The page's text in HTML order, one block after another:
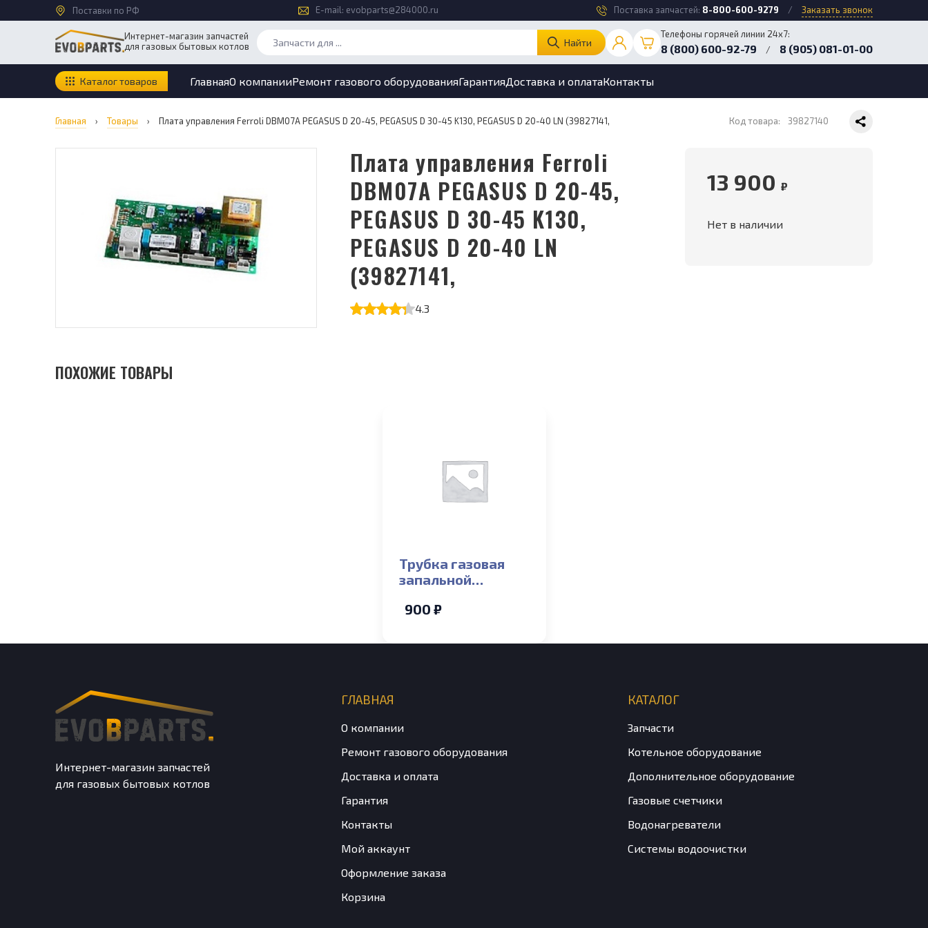
Поставки по РФ E-mail: evobparts@284000.ru Поставка запчастей: 8-800-600-9279 / Заказать звонок
Интернет-магазин запчастей
для газовых бытовых котлов
Найти
Телефоны горячей линии 24х7:
8 (800) 600-92-79 / 8 (905) 081-01-00
Каталог товаров ГлавнаяО компанииРемонт газового оборудованияГарантияДоставка и оплатаКонтакты
Главная › Товары › Плата управления Ferroli DBM07A PEGASUS D 20-45, PEGASUS D 30-45 K130, PEGASUS D 20-40 LN (39827141, Код товара: 39827140
Плата управления Ferroli
DBM07A PEGASUS D 20-45,
PEGASUS D 30-45 K130,
PEGASUS D 20-40 LN
(39827141,
4.3
13 900 ₽
Нет в наличии
ПОХОЖИЕ ТОВАРЫ
Трубка газовая
запальной
алюминиевая
56
900 ₽
Интернет-магазин запчастей
для газовых бытовых котлов
ГЛАВНАЯ
О компании
Ремонт газового оборудования
Доставка и оплата
Гарантия
Контакты
Мой аккаунт
Оформление заказа
Корзина
КАТАЛОГ
Запчасти
Котельное оборудование
Дополнительное оборудование
Газовые счетчики
Водонагреватели
Системы водоочистки